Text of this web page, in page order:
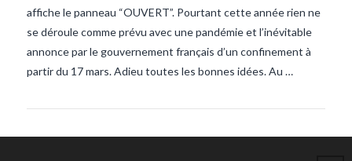
affiche le panneau “OUVERT”. Pourtant cette année rien ne
se déroule comme prévu avec une pandémie et l’inévitable
annonce par le gouvernement français d’un confinement à
partir du 17 mars. Adieu toutes les bonnes idées. Au …